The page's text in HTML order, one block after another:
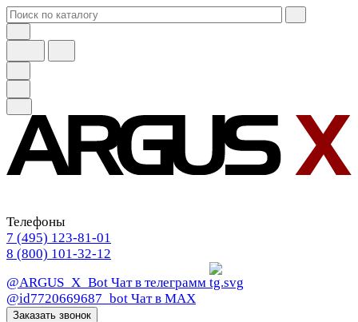
Телефоны
7 (495) 123-81-01
8 (800) 101-32-12
@ARGUS_X_Bot Чат в телеграмм
@id7720669687_bot Чат в МАХ
Заказать звонок